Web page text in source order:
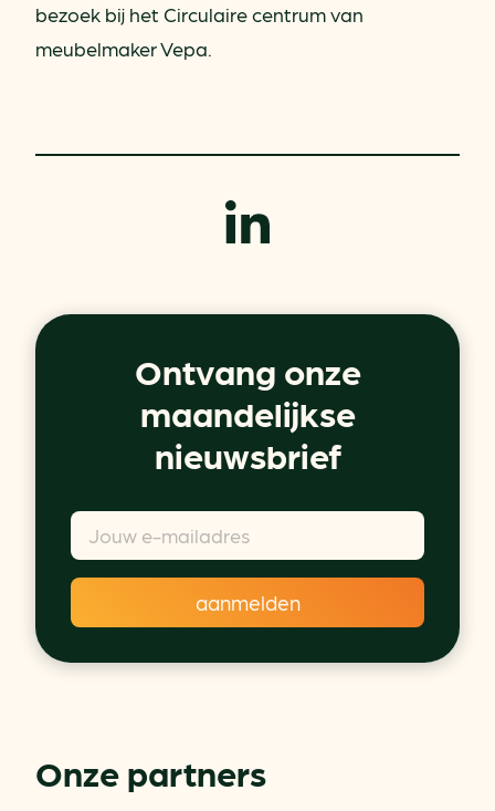
bezoek bij het Circulaire centrum van
meubelmaker Vepa.
Ontvang onze
maandelijkse
nieuwsbrief
Onze partners